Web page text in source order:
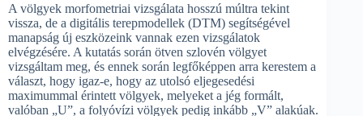
A völgyek morfometriai vizsgálata hosszú múltra tekint
vissza, de a digitális terepmodellek (DTM) segítségével
manapság új eszközeink vannak ezen vizsgálatok
elvégzésére. A kutatás során ötven szlovén völgyet
vizsgáltam meg, és ennek során legfőképpen arra kerestem a
választ, hogy igaz-e, hogy az utolsó eljegesedési
maximummal érintett völgyek, melyeket a jég formált,
valóban „U”, a folyóvízi völgyek pedig inkább „V” alakúak.